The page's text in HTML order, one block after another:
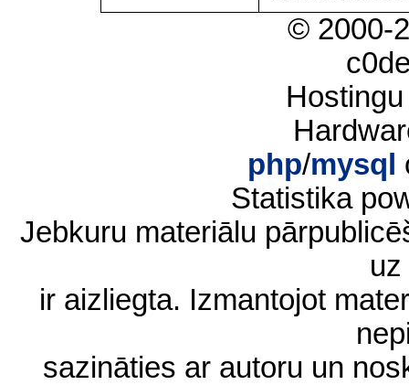
© 2000-
php/mysql
Statistika
Jebkuru materiālu
ir aizliegta. Izmantojot
sazināties ar autoru un